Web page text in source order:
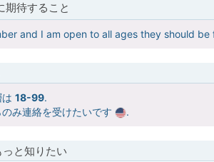
期待すること
and I am open to all ages they should
18-99.
み連絡を受けたいです
.
と知りたい